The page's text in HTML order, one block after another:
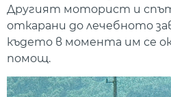
Другият моторист и
откарани до лечебното
където в момента им се
помощ.